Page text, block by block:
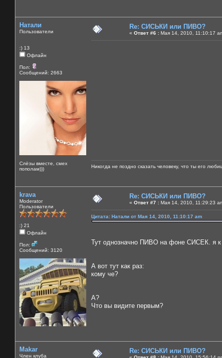
Натали
Пользователи
:) 13
Офлайн
Пол:
Сообщений: 2663
Слёзы вместе, смех
пополам)))
Re: СИСЬКИ или ПИВО?
« Ответ #6 : Мая 14, 2010, 11:10:17
Никогда не поздно сказать человеку, что ты его
krava
Moderator
Пользователи
:) 21
Офлайн
Пол:
Сообщений: 3120
Re: СИСЬКИ или ПИВО?
« Ответ #7 : Мая 14, 2010, 11:29:23
Цитата: Натали от Мая 14, 2010, 11:10:17 am
Тут однозначно ПИВО на фоне СИСЕК. я к
А вот тут как раз:
кому че?
А?
Что вы видите первым?
Makar
Член клуба
Re: СИСЬКИ или ПИВО?